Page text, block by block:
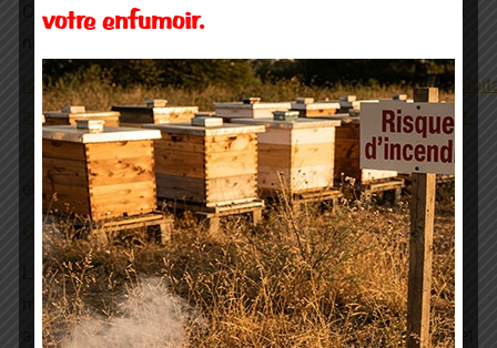
C’est chose faite, vous le trouverez sur le site officiel dont
http://mesdemarches.agriculture.gouv.fr/demarches/
agricole/obtenir-un-droit-une-autorisation/article/declarer-
la-detention-et-l-294
et ci-dessous :
Cerfa_13995-04 Déclaration des ruches
Lors du renouvellement des adhésions, nous ne
manquerons pas de fournir l’imprimé par courrier aux
apiculteurs adhérents qui n’ont pas internet. Mais d’ores et
votre enfumoir.